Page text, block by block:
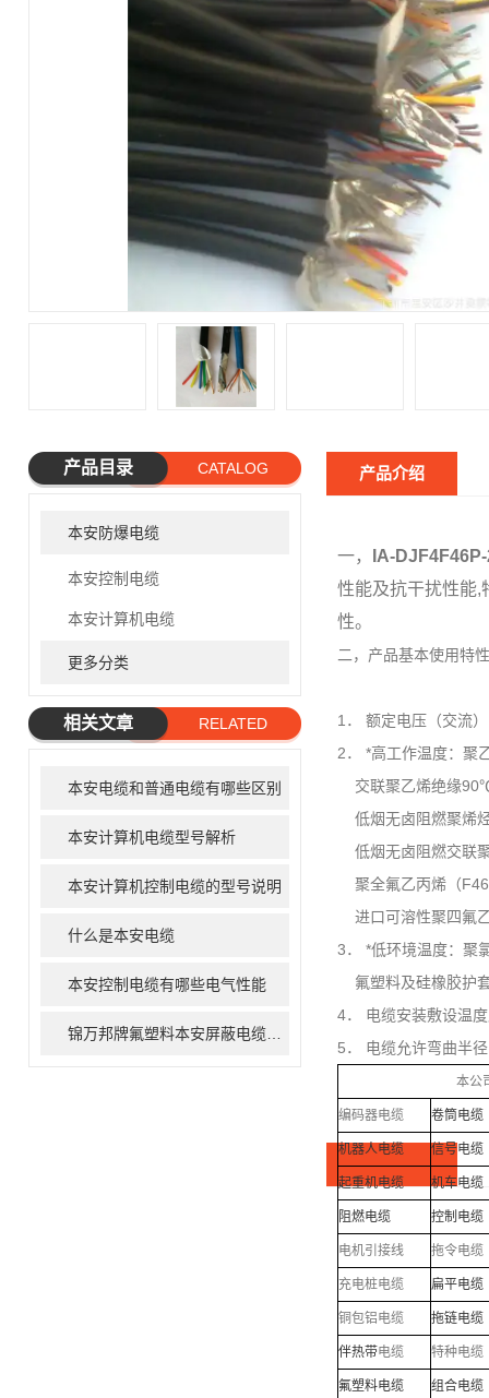
产品目录 CATALOG
本安防爆电缆
本安控制电缆
本安计算机电缆
更多分类
相关文章
RELATED
本安电缆和普通电缆有哪些区别
本安计算机电缆型号解析
本安计算机控制电缆的型号说明
什么是本安电缆
本安控制电缆有哪些电气性能
产品介绍
一，
IA-
性能及抗干扰性能,
性。
二，产品基本使用特
1． 额定电压（交流
2． *高工作温度：聚
交联聚乙烯绝缘
低烟无卤阻燃聚烯
低烟无卤阻燃交联
聚全氟乙丙烯（
进口可溶性聚四氟
3． *低环境温度：
氟塑料及硅橡胶护
4． 电缆安装敷设温
5． 电缆允许弯曲半
本公
编码器电缆 卷筒电缆
机器人电缆 信号电缆
起重机电缆 机车电缆
阻燃电缆 控制电缆
电机引接线 拖令电缆
充电桩电缆 扁平电缆
铜包铝电缆 拖链电缆
伴热带电缆 特种电缆
氟塑料电缆 组合电缆